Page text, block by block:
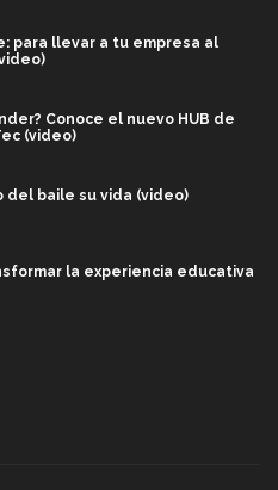
para llevar a tu empresa al
Conoce el nuevo HUB de
(video)
del baile su vida (video)
la experiencia educativa